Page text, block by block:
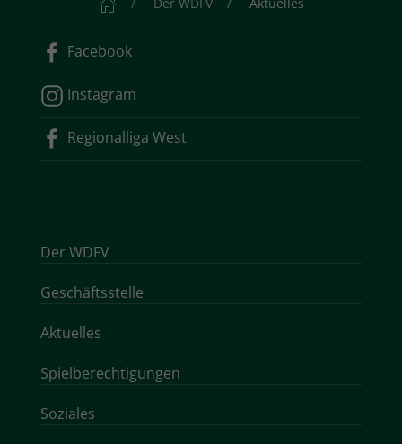
Facebook
Instagram
Regionalliga West
Der WDFV
Geschäftsstelle
Aktuelles
Spielberechtigungen
Soziales